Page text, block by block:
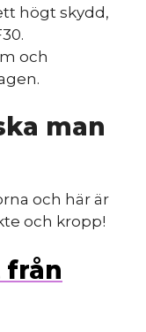
högt skydd,
och
man
och här är
och kropp!
från